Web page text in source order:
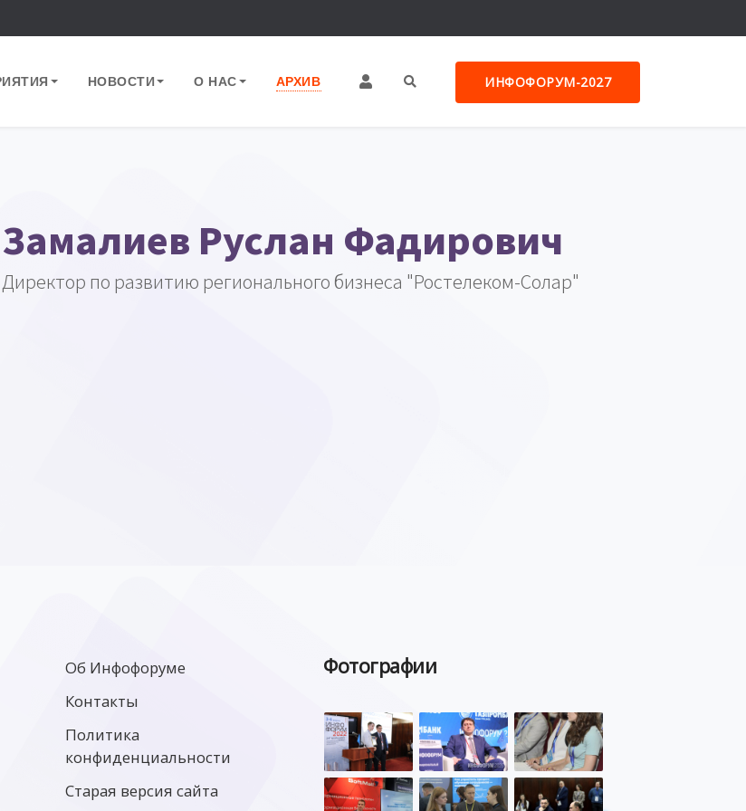
НОВОСТИ О НАС АРХИВ ИНФОФОРУМ-2027
Замалиев Руслан Фадирович
Директор по развитию регионального бизнеса "Ростелеком-Солар"
Об Инфофоруме
Контакты
Политика
конфиденциальности
Старая версия сайта
Фотографии